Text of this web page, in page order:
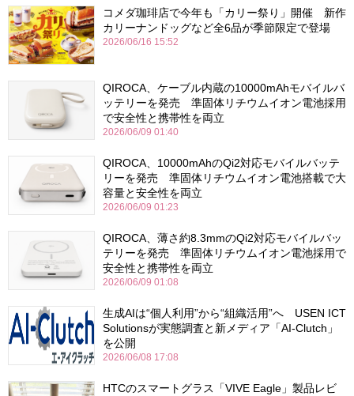
コメダ珈琲店で今年も「カリー祭り」開催 新作
カリーナンドッグなど全6品が季節限定で登場
2026/06/16 15:52
QIROCA、ケーブル内蔵の10000mAhモバイルバ
ッテリーを発売 準固体リチウムイオン電池採用
で安全性と携帯性を両立
2026/06/09 01:40
QIROCA、10000mAhのQi2対応モバイルバッテ
リーを発売 準固体リチウムイオン電池搭載で大
容量と安全性を両立
2026/06/09 01:23
QIROCA、薄さ約8.3mmのQi2対応モバイルバッ
テリーを発売 準固体リチウムイオン電池採用で
安全性と携帯性を両立
2026/06/09 01:08
生成AIは“個人利用”から“組織活用”へ USEN ICT
Solutionsが実態調査と新メディア「AI-Clutch」
を公開
2026/06/08 17:08
HTCのスマートグラス「VIVE Eagle」製品レビ